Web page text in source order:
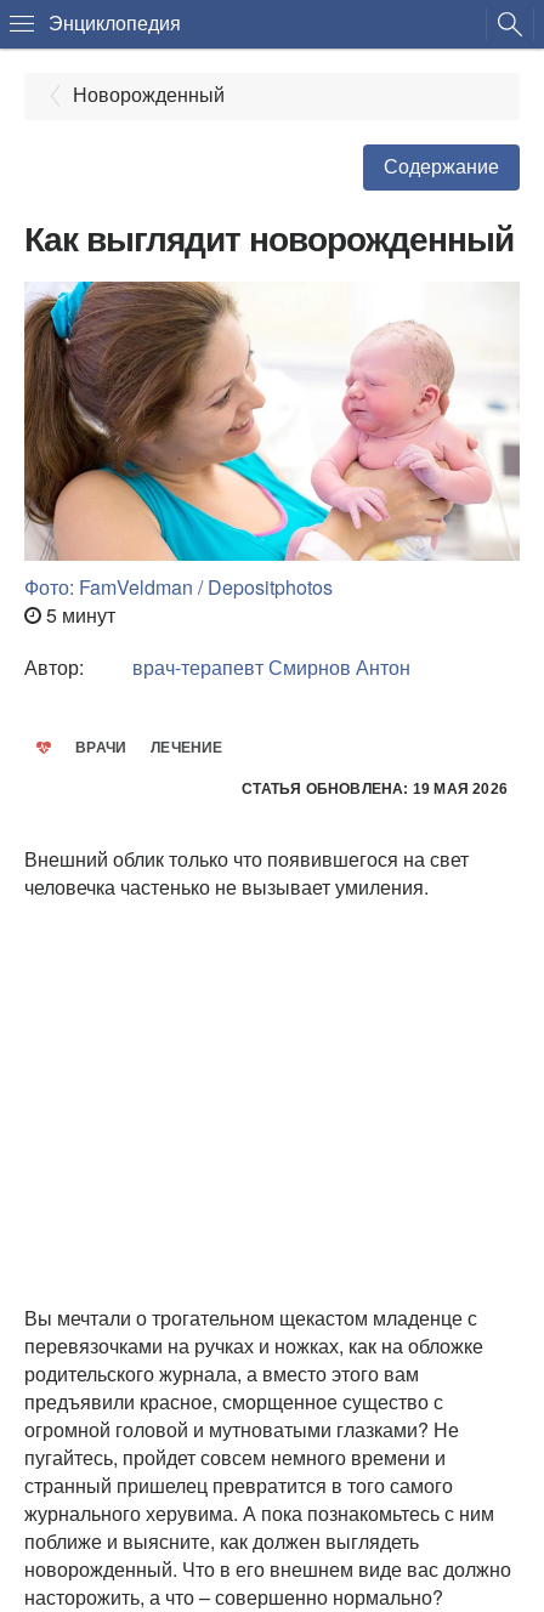
Энциклопедия
Новорожденный
Содержание
Как выглядит новорожденный
Фото: FamVeldman / Depositphotos
5 минут
Автор:
врач-терапевтСмирнов Антон
ВРАЧИ ЛЕЧЕНИЕ
СТАТЬЯ ОБНОВЛЕНА: 19 МАЯ 2026
Внешний облик только что появившегося на свет
человечка частенько не вызывает умиления.
Вы мечтали о трогательном щекастом младенце с
перевязочками на ручках и ножках, как на обложке
родительского журнала, а вместо этого вам
предъявили красное, сморщенное существо с
огромной головой и мутноватыми глазками? Не
пугайтесь, пройдет совсем немного времени и
странный пришелец превратится в того самого
журнального херувима. А пока познакомьтесь с ним
поближе и выясните, как должен выглядеть
новорожденный. Что в его внешнем виде вас должно
насторожить, а что – совершенно нормально?